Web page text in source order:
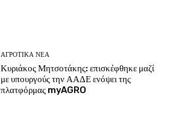
ΑΓΡΟΤΙΚΆ ΝΈΑ
Κυριάκος Μητσοτάκης: επισκέφθηκε μαζί
με υπουργούς την ΑΑΔΕ ενόψει της
πλατφόρμας myAGRO